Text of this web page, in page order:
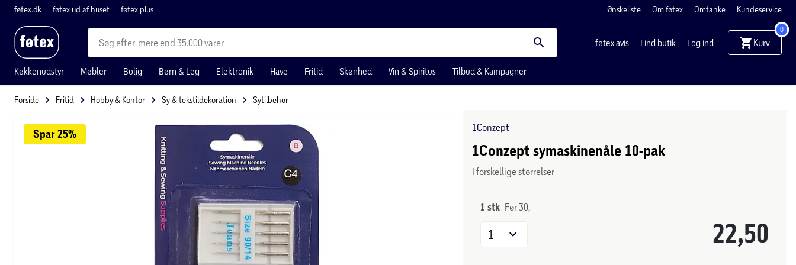
føtex.dk føtex ud af huset føtex plus Ønskeliste Om føtex Omtanke Kundeservice
mere end 35.000 varer føtex avis Find butik Log ind Kurv
0
Køkkenudstyr Møbler Bolig Børn & Leg Elektronik Have Fritid Skønhed Vin & Spiritus Tilbud & Kampagner
Forside Fritid Hobby & Kontor Sy & tekstildekoration Sytilbehør
Spar 25%
1Conzept
1Conzept symaskinenåle 10-pak
I forskellige størrelser
1 stk Før 30,-
22,50
1